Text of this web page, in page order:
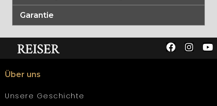
Garantie
Über uns
Unsere Geschichte